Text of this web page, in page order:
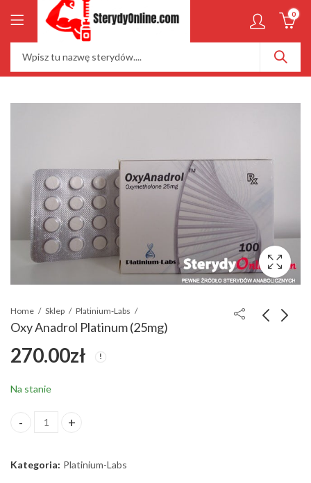
0
Home Sklep Platinium-Labs
Oxy Anadrol Platinum (25mg)
270.00zł
Na stanie
Oxy Anadrol Platinum (25mg) ilość
Kategoria: Platinium-Labs